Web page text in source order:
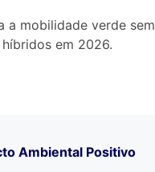
a mobilidade verde sem
em 2026.
Ambiental Positivo